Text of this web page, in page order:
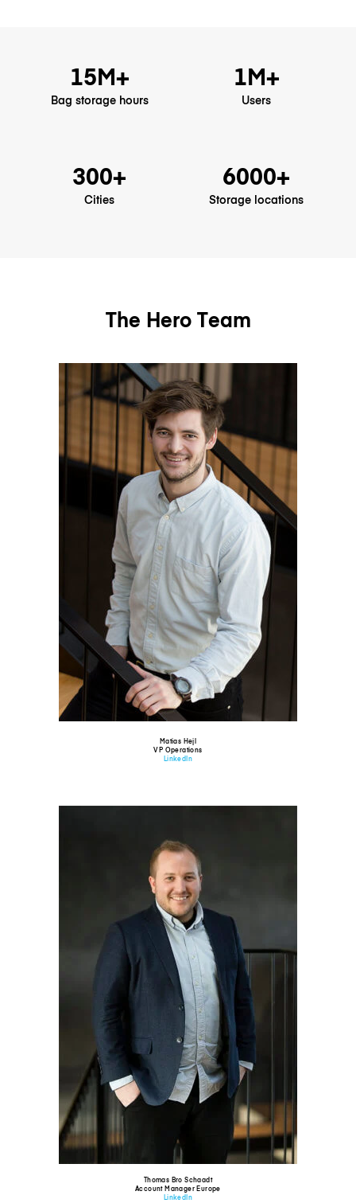
15M+
Bag storage hours
1M+
Users
300+
Cities
6000+
Storage locations
The Hero Team
Matias Hejl
VP Operations
LinkedIn
Thomas Bro Schaadt
Account Manager Europe
LinkedIn